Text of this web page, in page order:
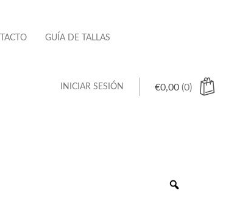
GUÍA DE TALLAS
€0,00 (0)
INICIAR SESIÓN